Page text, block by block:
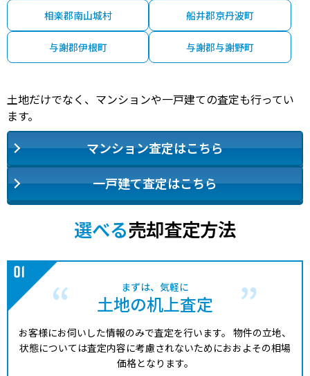
相楽郡南山城村 船井郡京丹波町
与謝郡伊根町 与謝郡与謝野町
土地だけでなく、マンションや一戸建ての査定も行ってい
ます。
マンション査定はこちら
一戸建て査定はこちら
選べる売却査定方法
まずは、気軽に
土地の机上査定
お客様にお伺いした情報のみで査定を行います。 物件の立地、
状態については査定内容に考慮されないためにおおよその相場
価格となります。